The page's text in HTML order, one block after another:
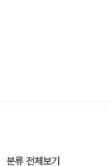
분류 전체보기